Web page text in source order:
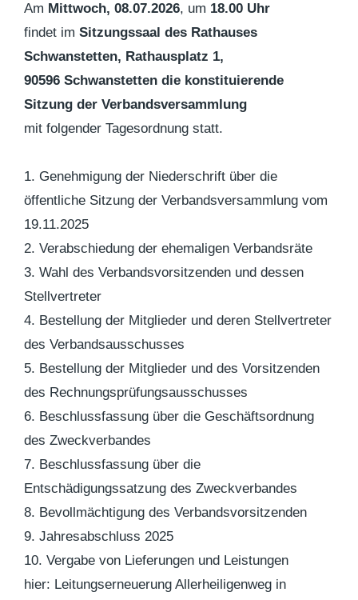
Am Mittwoch, 08.07.2026, um 18.00 Uhr
findet im Sitzungssaal des Rathauses
Schwanstetten, Rathausplatz 1,
90596 Schwanstetten die konstituierende
Sitzung der Verbandsversammlung
mit folgender Tagesordnung statt.
1. Genehmigung der Niederschrift über die
öffentliche Sitzung der Verbandsversammlung vom
19.11.2025
2. Verabschiedung der ehemaligen Verbandsräte
3. Wahl des Verbandsvorsitzenden und dessen
Stellvertreter
4. Bestellung der Mitglieder und deren Stellvertreter
des Verbandsausschusses
5. Bestellung der Mitglieder und des Vorsitzenden
des Rechnungsprüfungsausschusses
6. Beschlussfassung über die Geschäftsordnung
des Zweckverbandes
7. Beschlussfassung über die
Entschädigungssatzung des Zweckverbandes
8. Bevollmächtigung des Verbandsvorsitzenden
9. Jahresabschluss 2025
10. Vergabe von Lieferungen und Leistungen
hier: Leitungserneuerung Allerheiligenweg in